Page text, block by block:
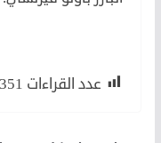
عدد القراءات 351